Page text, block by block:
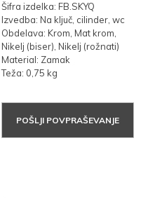
Šifra izdelka: FB.SKYQ
Izvedba: Na ključ, cilinder, wc
Obdelava: Krom, Mat krom,
Nikelj (biser), Nikelj (rožnati)
Material: Zamak
Teža: 0,75 kg
POŠLJI POVPRAŠEVANJE